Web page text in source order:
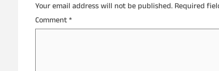
Your email address will not be published. Required
Comment*